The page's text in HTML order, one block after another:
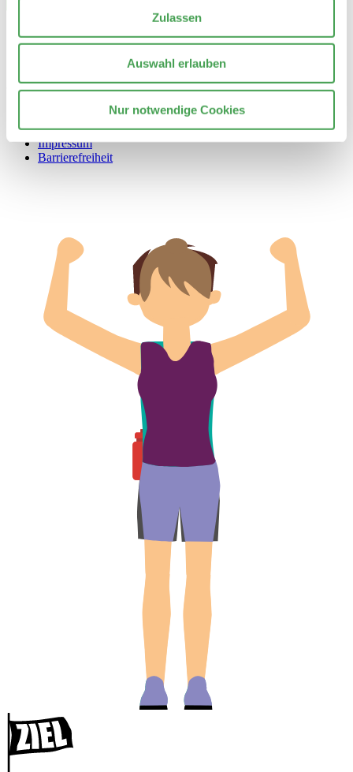
Zulassen
Auswahl erlauben
Nur notwendige Cookies
© 2026 Stiftung Nationale Anti Doping Agentur Deutschland
Datenschutzerklärung
Impressum
Barrierefreiheit